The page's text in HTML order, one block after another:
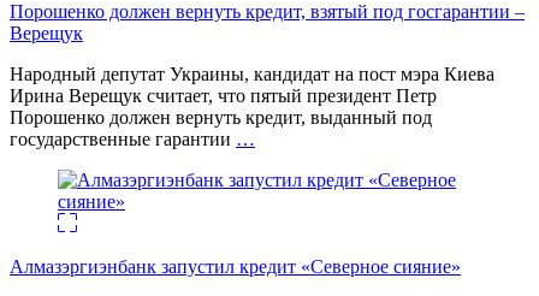
Порошенко должен вернуть кредит, взятый под госгарантии –
Верещук
Народный депутат Украины, кандидат на пост мэра Киева
Ирина Верещук считает, что пятый президент Петр
Порошенко должен вернуть кредит, выданный под
государственные гарантии …
Алмазэргиэнбанк запустил кредит «Северное сияние»